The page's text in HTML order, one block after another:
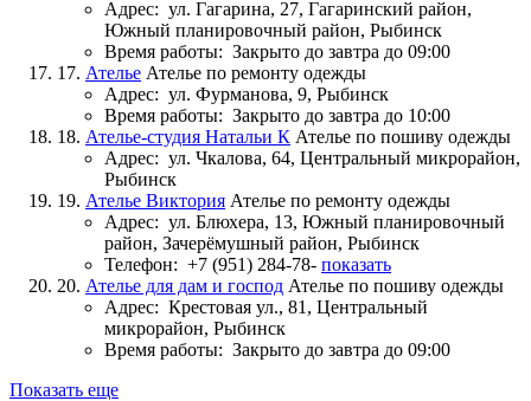
Адрес: ул. Гагарина, 27, Гагаринский район,
Южный планировочный район, Рыбинск
Время работы: Закрыто до завтра до 09:00
17. Ателье Ателье по ремонту одежды
Адрес: ул. Фурманова, 9, Рыбинск
Время работы: Закрыто до завтра до 10:00
18. Ателье-студия Натальи К Ателье по пошиву одежды
Адрес: ул. Чкалова, 64, Центральный микрорайон,
Рыбинск
19. Ателье Виктория Ателье по ремонту одежды
Адрес: ул. Блюхера, 13, Южный планировочный
район, Зачерёмушный район, Рыбинск
Телефон: +7 (951) 284-78- показать
20. Ателье для дам и господ Ателье по пошиву одежды
Адрес: Крестовая ул., 81, Центральный
микрорайон, Рыбинск
Время работы: Закрыто до завтра до 09:00
Показать еще